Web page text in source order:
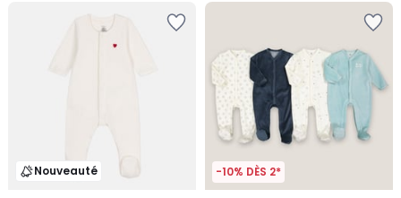
Nouveauté -10% DÈS 2*